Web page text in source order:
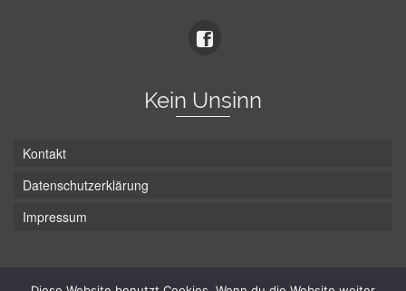
Kein Unsinn
Kontakt
Datenschutzerklärung
Impressum